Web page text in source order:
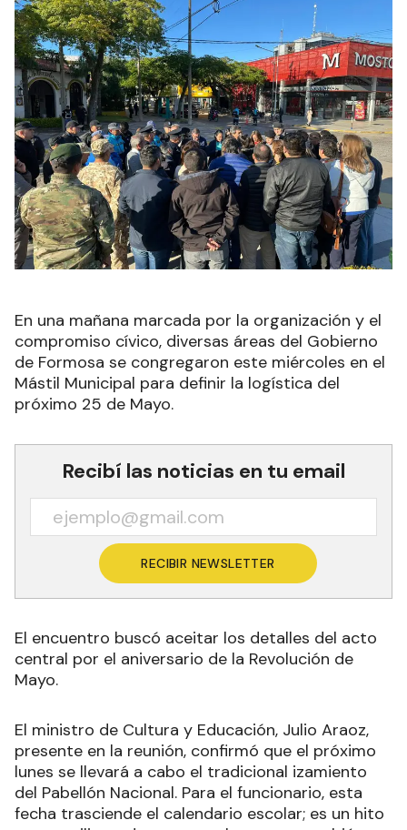
En una mañana marcada por la organización y el
compromiso cívico, diversas áreas del Gobierno
de Formosa se congregaron este miércoles en el
Mástil Municipal para definir la logística del
próximo 25 de Mayo.
Recibí las noticias en tu email
RECIBIR NEWSLETTER
El encuentro buscó aceitar los detalles del acto
central por el aniversario de la Revolución de
Mayo.
El ministro de Cultura y Educación, Julio Araoz,
presente en la reunión, confirmó que el próximo
lunes se llevará a cabo el tradicional izamiento
del Pabellón Nacional. Para el funcionario, esta
fecha trasciende el calendario escolar; es un hito